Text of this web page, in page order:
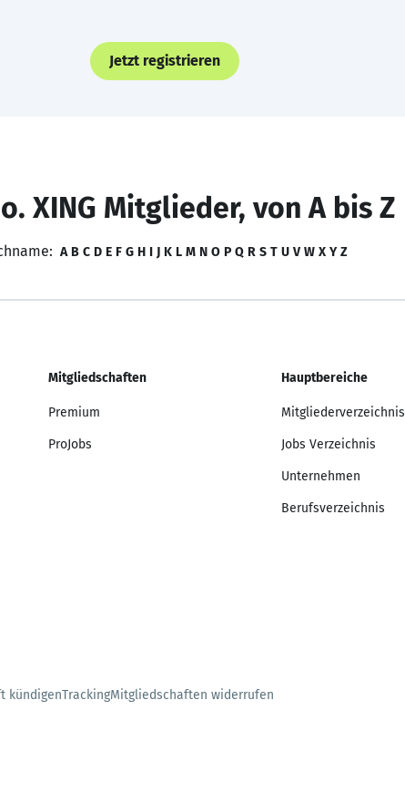
Jetzt registrieren
XING Mitglieder, von A bis Z
A B C D E F G H I J K L M N O P Q R S T U V W X Y Z
Mitgliedschaften
Premium
ProJobs
Hauptbereiche
Mitgliederverzeichnis
Jobs Verzeichnis
Unternehmen
Berufsverzeichnis
kündigenTrackingMitgliedschaften widerrufen